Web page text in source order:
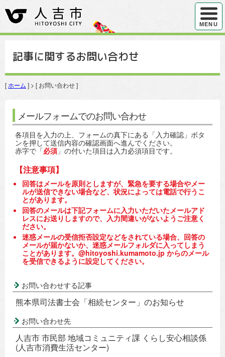
ハンバ
MENU
記事に関するお問い合わせ
[ ホーム ] > [ お問い合わせ ]
メールフォームでのお問い合わせ
各項目を入力の上、フォームの真下にある「入力確認」ボタ
ンを押して送信内容の確認画面へ進んでください。
赤字で「必須 」の付いた項目は入力必須項目です。
【注意事項】
回答はメールを原則としますが、緊急を要する場合やメー
ルが送信できない場合など、状況によっては電話で行うこ
とがあります。
回答のメールは下記フォームに入力いただいたメールアド
レスにお送りしますので、入力間違いがないようご注意く
ださい。
迷惑メールの受信拒否設定などをされている場合、回答の
メールが届かないか、迷惑メールフォルダに入ってしまう
ことがあります。@hitoyoshi.kumamoto.jp からのメール
を受信できるように設定してください。
お問い合わせする記事
熊本県司法書士会「相続センター」のお知らせ
お問い合わせ先
人吉市 市民部 地域コミュニティ課 くらし安心相談係
(人吉市消費生活センター)